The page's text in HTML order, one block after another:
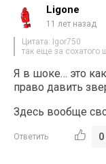
Ligone
11 лет назад
Цитата: Igor750
так еще за сохатого
Я в шоке… это
право давить
Здесь вообще
Ответить 0